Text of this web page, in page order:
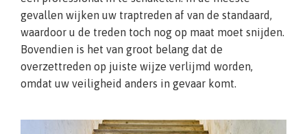
gevallen wijken uw traptreden af van de standaard,
waardoor u de treden toch nog op maat moet snijden.
Bovendien is het van groot belang dat de
overzettreden op juiste wijze verlijmd worden,
omdat uw veiligheid anders in gevaar komt.